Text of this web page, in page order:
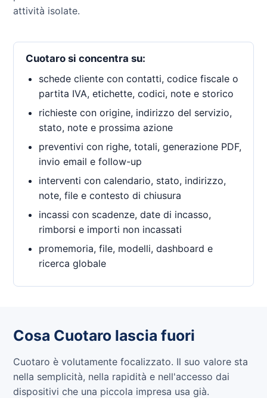
attività isolate.
Cuotaro si concentra su:
schede cliente con contatti, codice fiscale o
partita IVA, etichette, codici, note e storico
richieste con origine, indirizzo del servizio,
stato, note e prossima azione
preventivi con righe, totali, generazione PDF,
invio email e follow-up
interventi con calendario, stato, indirizzo,
note, file e contesto di chiusura
incassi con scadenze, date di incasso,
rimborsi e importi non incassati
promemoria, file, modelli, dashboard e
ricerca globale
Cosa Cuotaro lascia fuori
Cuotaro è volutamente focalizzato. Il suo valore sta
nella semplicità, nella rapidità e nell'accesso dai
dispositivi che una piccola impresa usa già.